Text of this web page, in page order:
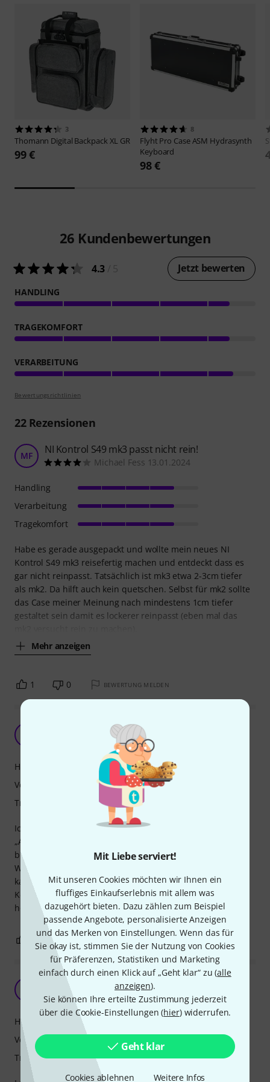
Mit Liebe serviert!
Mit unseren Cookies möchten wir Ihnen ein
fluffiges Einkaufserlebnis mit allem was
dazugehört bieten. Dazu zählen zum Beispiel
passende Angebote, personalisierte Anzeigen
und das Merken von Einstellungen. Wenn das für
Sie okay ist, stimmen Sie der Nutzung von Cookies
für Präferenzen, Statistiken und Marketing
einfach durch einen Klick auf „Geht klar“ zu (alle
anzeigen).
Sie können Ihre erteilte Zustimmung jederzeit
über die Cookie-Einstellungen (hier) widerrufen.
Geht klar
Cookies ablehnen Weitere Infos
3
Thomann Digital Backpack XL GR
99 €
8
Flyht Pro Case ASM Hydrasynth
Keyboard
98 €
26 Kundenbewertungen
4.3 Jetzt bewerten
HANDLING
TRAGEKOMFORT
VERARBEITUNG
Bewertungsrichtlinien
22Rezensionen
MF NI Kontrol S49 mk3 passt nicht rein!
Michael Fess 13.01.2024
Habe es gerade ausgepackt und wollte mein neues NI
Kontrol S49 mk3 reisefertig machen und entdeckt dass es
gar nicht reinpasst. Tatsächlich ist mk3 etwa 2-3cm tiefer
als mk2. Da hilft auch kein quetschen. Selbst für mk2 sollte
das Case meiner Meinung nach mindestens 1cm tiefer
gestaltet sein damit es lockerer reinpasst (eben mal das
Mehr anzeigen
Handling
Verarbeitung
Tragekomfort
1 0 BEWERTUNG MELDEN
Was besseres kann ich mir nicht vorstellen
Michagorden 14.11.2021
Ich hab das UDG Creator 49 Keyboard Hardcase für mein
„Arturia keylab essential 49“ MIDI Keyboard bestellt, und
bin vollkommen zufrieden damit.
Was die Verarbeitung angeht: ist top, vom ersten Blick an
kann man sicher sein dass es genug Schutz bietet für alle
Keyboards die da rein passen. Tragekomfort ist auch auf
höchstem Niveau. Ich kann es nur empfehlen.
Handling
Verarbeitung
Tragekomfort
0 BEWERTUNG MELDEN
Ansich OK, aber der Gurt ist Schrott
guit-tom 18.03.2023
Handling
Verarbeitung
Tragekomfort